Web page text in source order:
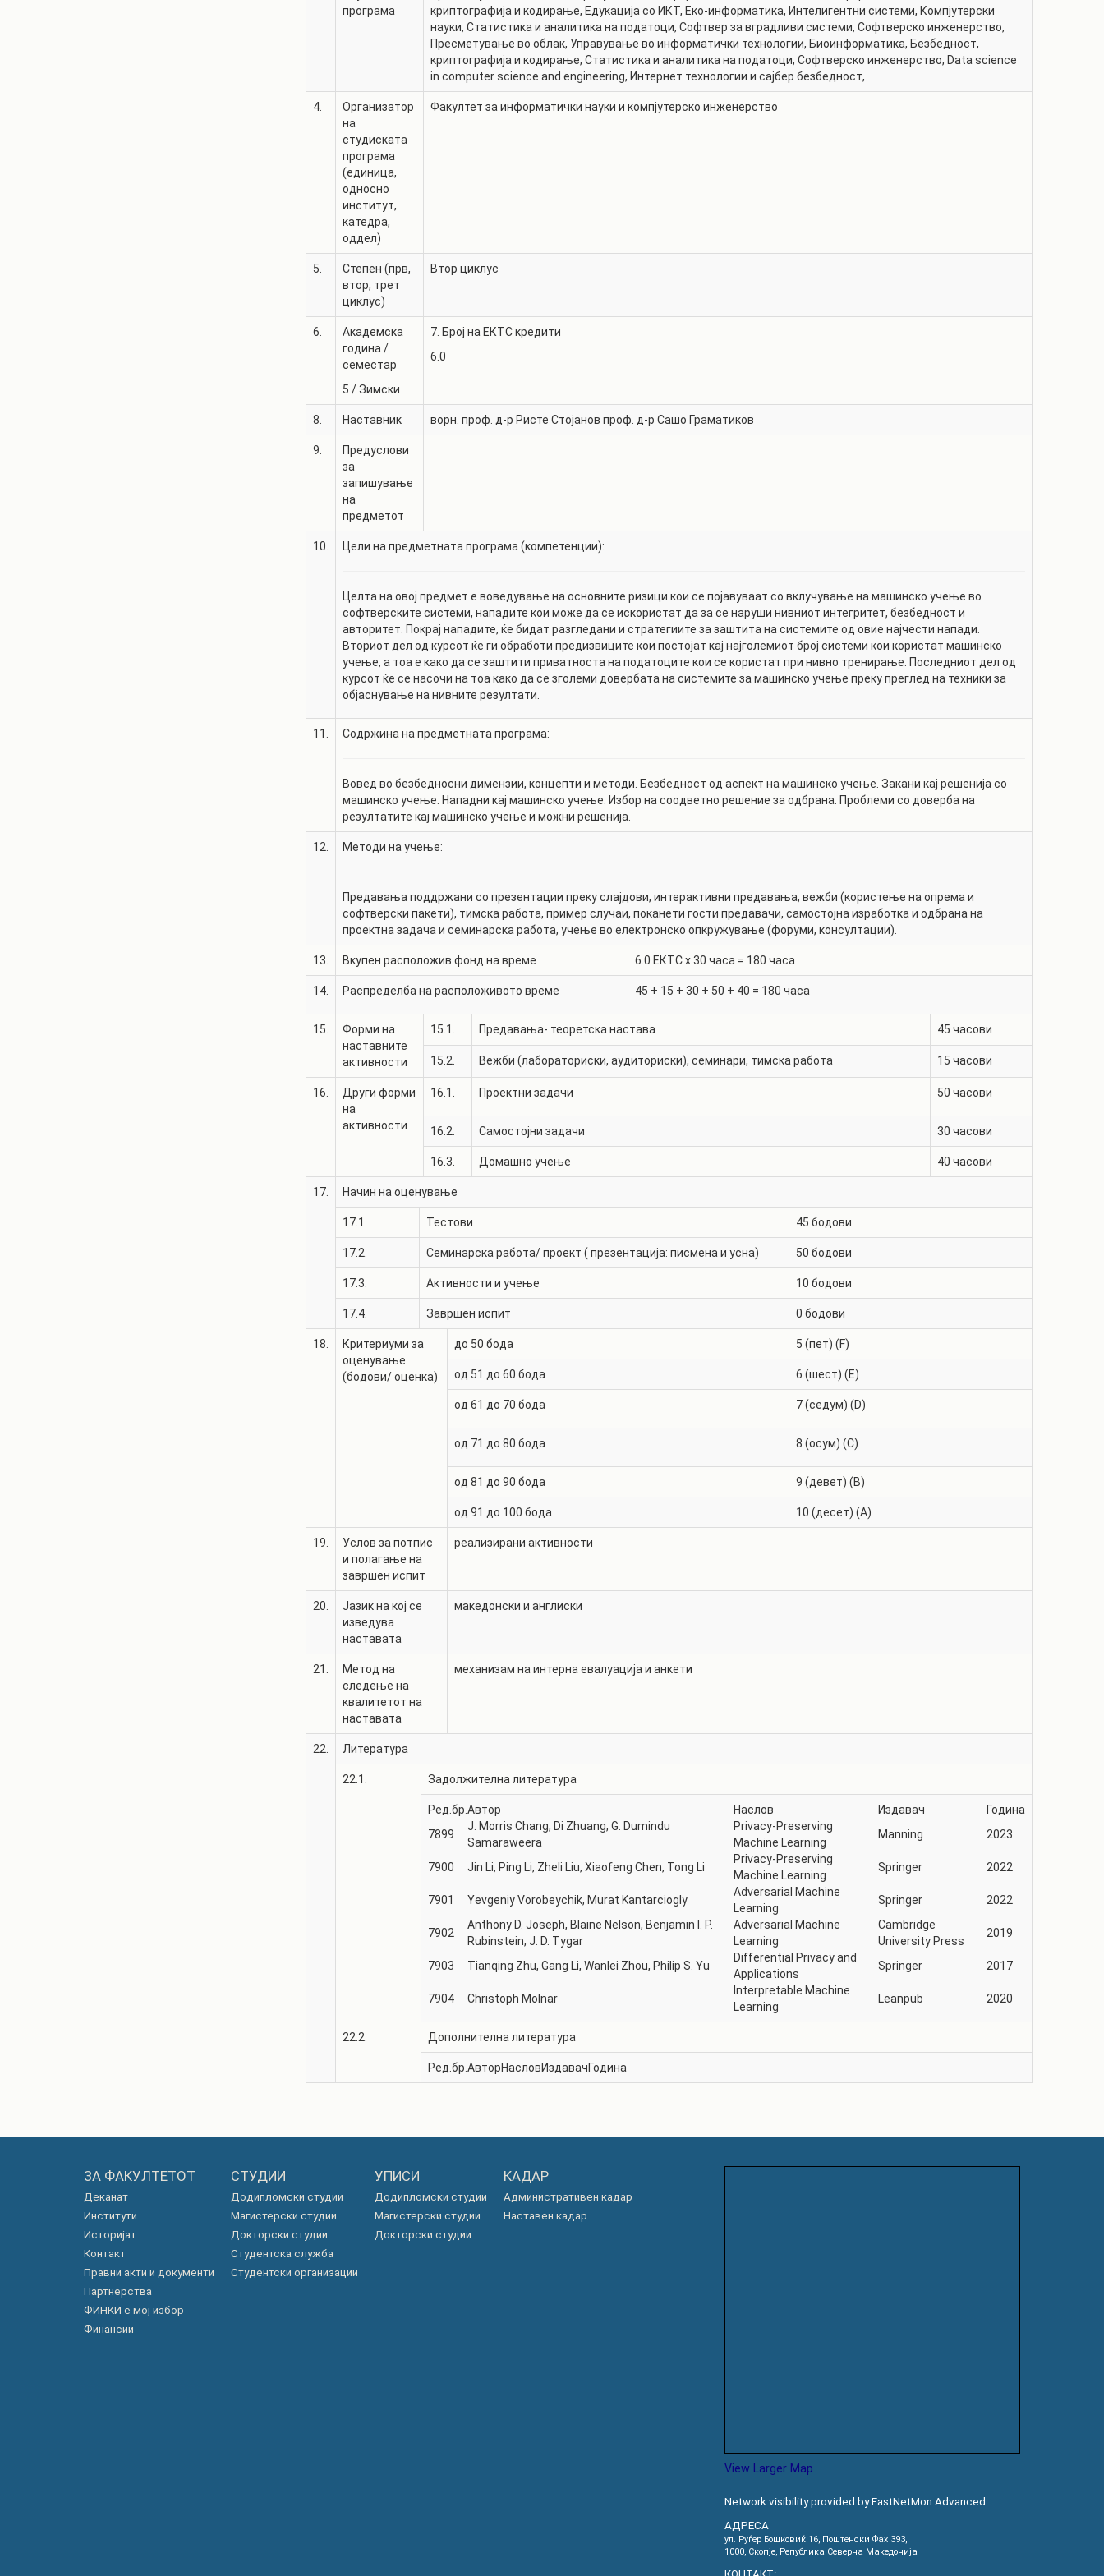
ЛАБОРАТОРИИ
ИЗВЕШТАИ ЗА
ФАКУЛТЕТОТ
ПАРТНЕРСТВА
РАСПОРЕД НА
ЧАСОВИ
АКАДЕМСКИ
КАЛЕНДАР
ОДБРАНИ
програма
криптографија и кодирање, Едукација со ИКТ, Еко-информатика, Интелигентни системи, Компјутерски
науки, Статистика и аналитика на податоци, Софтвер за вградливи системи, Софтверско инженерство,
Пресметување во облак, Управување во информатички технологии, Биоинформатика, Безбедност,
криптографија и кодирање, Статистика и аналитика на податоци, Софтверско инженерство, Data science
in computer science and engineering, Интернет технологии и сајбер безбедност,
4.
Организатор
на
студиската
програма
(единица,
односно
институт,
катедра,
оддел)
Факултет за информатички науки и компјутерско инженерство
5.
Степен (прв,
втор, трет
циклус)
Втор циклус
6.
Академска
година /
семестар
5 /Зимски
7. Број на ЕКТС кредити
6.0
8. Наставник ворн. проф. д-р Ристе Стојанов проф. д-р Сашо Граматиков
9.
Предуслови
за
запишување
на
предметот
10. Цели на предметната програма (компетенции):
Целта на овој предмет е воведување на основните ризици кои се појавуваат со вклучување на машинско учење во
софтверските системи, нападите кои може да се искористат да за се наруши нивниот интегритет, безбедност и
авторитет. Покрај нападите, ќе бидат разгледани и стратегиите за заштита на системите од овие најчести напади.
Вториот дел од курсот ќе ги обработи предизвиците кои постојат кај најголемиот број системи кои користат машинско
учење, а тоа е како да се заштити приватноста на податоците кои се користат при нивно тренирање. Последниот дел од
курсот ќе се насочи на тоа како да се зголеми довербата на системите за машинско учење преку преглед на техники за
објаснување на нивните резултати.
11. Содржина на предметната програма:
Вовед во безбедносни димензии, концепти и методи. Безбедност од аспект на машинско учење. Закани кај решенија со
машинско учење. Нападни кај машинско учење. Избор на соодветно решение за одбрана. Проблеми со доверба на
резултатите кај машинско учење и можни решенија.
12. Методи на учење:
Предавања поддржани со презентации преку слајдови, интерактивни предавања, вежби (користење на опрема и
софтверски пакети), тимска работа, пример случаи, поканети гости предавачи, самостојна изработка и одбрана на
проектна задача и семинарска работа, учење во електронско опкружување (форуми, консултации).
13. Вкупен расположив фонд на време 6.0 ЕКТС x 30 часа = 180 часа
14. Распределба на расположивото време 45 + 15 + 30 + 50 + 40 = 180 часа
15.
Форми на
наставните
активности
15.1. Предавања- теоретска настава 45 часови
15.2. Вежби (лабораториски, аудиториски), семинари, тимска работа 15 часови
16.
Други форми
на
активности
16.1. Проектни задачи 50 часови
16.2. Самостојни задачи 30 часови
16.3. Домашно учење 40 часови
17. Начин на оценување
17.1. Тестови 45 бодови
17.2. Семинарска работа/ проект ( презентација: писмена и усна) 50 бодови
17.3. Активности и учење 10 бодови
17.4. Завршен испит 0 бодови
18.
Критериуми за
оценување
(бодови/ оценка)
до 50 бода 5 (пет) (F)
од 51 до 60 бода 6 (шест) (E)
од 61 до 70 бода 7 (седум) (D)
од 71 до 80 бода 8 (осум) (C)
од 81 до 90 бода 9 (девет) (B)
од 91 до 100 бода 10 (десет) (A)
19.
Услов за потпис
и полагање на
завршен испит
реализирани активности
20.
Јазик на кој се
изведува
наставата
македонски и англиски
21.
Метод на
следење на
квалитетот на
наставата
механизам на интерна евалуација и анкети
22. Литература
22.1. Задолжителна литература
Ред.бр. Автор Наслов Издавач
Година
7899
J. Morris Chang, Di Zhuang, G. Dumindu
Samaraweera
Privacy-Preserving
Machine Learning
Manning 2023
7900 Jin Li, Ping Li, Zheli Liu, Xiaofeng Chen, Tong Li
Privacy-Preserving
Machine Learning
Springer 2022
7901 Yevgeniy Vorobeychik, Murat Kantarciogly
Adversarial Machine
Learning
Springer 2022
7902
Anthony D. Joseph, Blaine Nelson, Benjamin I. P.
Rubinstein, J. D. Tygar
Adversarial Machine
Learning
Cambridge
University Press
2019
7903 Tianqing Zhu, Gang Li, Wanlei Zhou, Philip S. Yu
Differential Privacy and
Applications
Springer 2017
7904 Christoph Molnar
Interpretable Machine
Learning
Leanpub 2020
22.2. Дополнителна литература
Ред.бр. АвторНасловИздавачГодина
ЗА ФАКУЛТЕТОТ
Деканат
Институти
Историјат
Контакт
Правни акти и документи
Партнерства
ФИНКИ е мој избор
Финансии
СТУДИИ
Додипломски студии
Магистерски студии
Докторски студии
Студентска служба
Студентски организации
УПИСИ
Додипломски студии
Магистерски студии
Докторски студии
КАДАР
Административен кадар
Наставен кадар
View Larger Map
Network visibility provided by FastNetMon Advanced
АДРЕСА
ул. Руѓер Бошковиќ 16, Пoштенски Фах 393,
1000, Скопје, Република Северна Македонија